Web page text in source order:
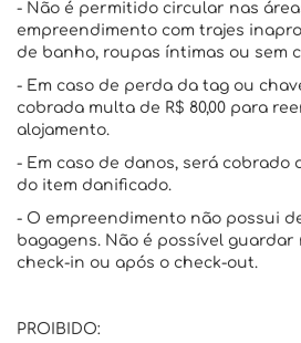
- Não é permitido circular nas
empreendimento com trajes
de banho, roupas íntimas ou sem
- Em caso de perda da tag ou
cobrada multa de R$ 80,00 para
alojamento.
- Em caso de danos, será cobrado
do item danificado.
- O empreendimento não possui
bagagens. Não é possível guardar
check-in ou após o check-out.
PROIBIDO: